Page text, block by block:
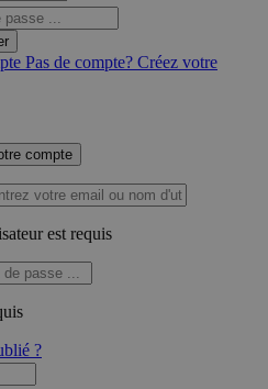
Pas de compte? Créez votre
compte
est requis
?